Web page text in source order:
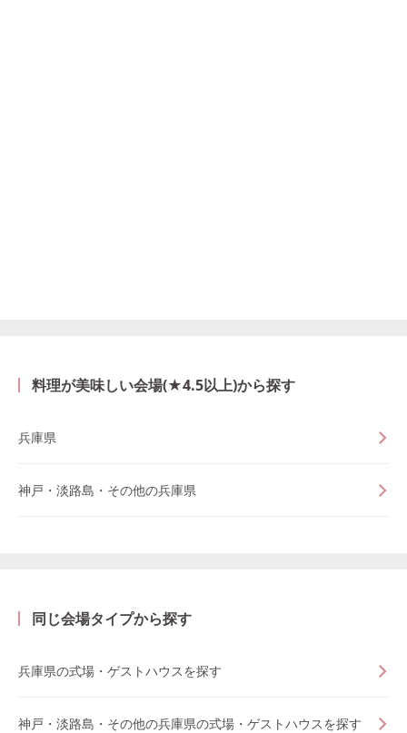
料理が美味しい会場(★4.5以上)から探す
兵庫県
神戸・淡路島・その他の兵庫県
同じ会場タイプから探す
兵庫県の式場・ゲストハウスを探す
神戸・淡路島・その他の兵庫県の式場・ゲストハウスを探す